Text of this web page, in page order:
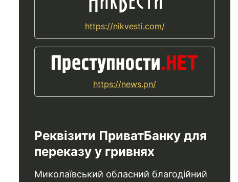
https://nikvesti.com/
https://news.pn/
Реквізити ПриватБанку для
переказу у гривнях
Миколаївський обласний благодійний